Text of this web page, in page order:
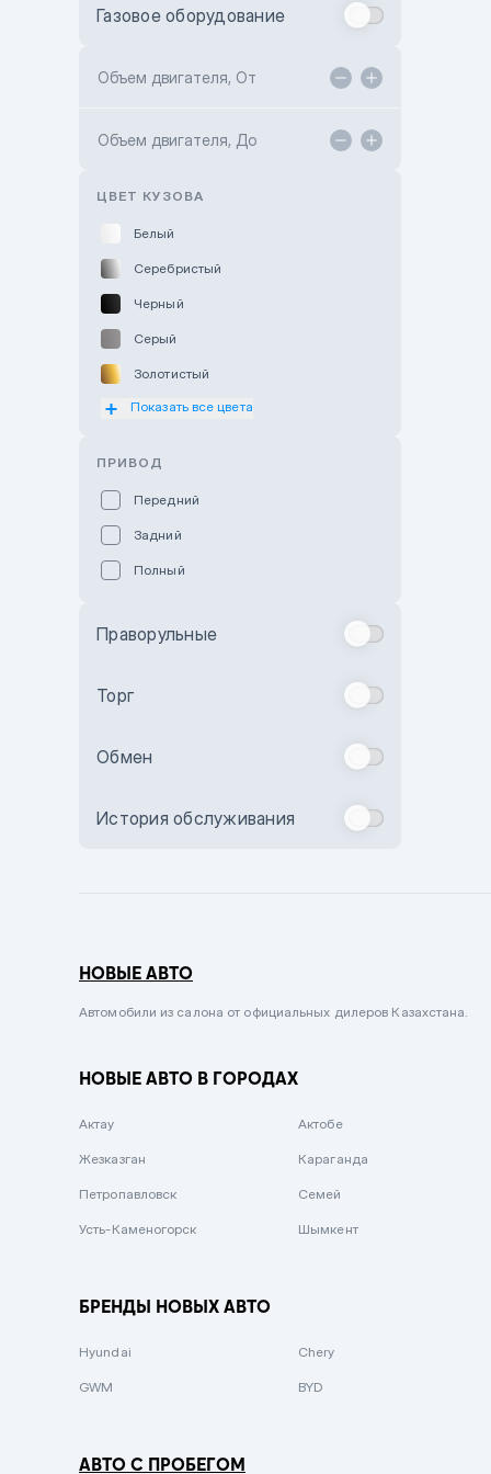
Toyota Kokshetau
Hyundai ShymCity
Газовое оборудование
Объем двигателя, От
Объем двигателя, До
ЦВЕТ КУЗОВА
Белый
Серебристый
Черный
Серый
Золотистый
Оранжевый
Бежевый
Комбинированный
Сиреневый металлик
Вишневый
Зеленый металлик
Показать все цвета
ПРИВОД
Передний
Задний
Полный
Праворульные
Торг
Обмен
История обслуживания
НОВЫЕ АВТО
Автомобили из салона от официальных дилеров Казахстана.
НОВЫЕ АВТО В ГОРОДАХ
Актау Актобе
Жезказган Караганда
Петропавловск Семей
Усть-Каменогорск Шымкент
БРЕНДЫ НОВЫХ АВТО
Hyundai Chery
GWM BYD
АВТО С ПРОБЕГОМ